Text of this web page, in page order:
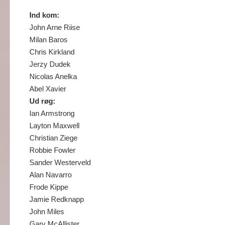
Ind kom:
John Arne Riise
Milan Baros
Chris Kirkland
Jerzy Dudek
Nicolas Anelka
Abel Xavier
Ud røg:
Ian Armstrong
Layton Maxwell
Christian Ziege
Robbie Fowler
Sander Westerveld
Alan Navarro
Frode Kippe
Jamie Redknapp
John Miles